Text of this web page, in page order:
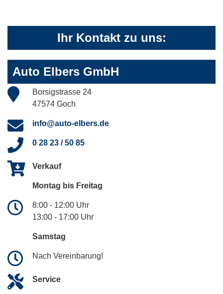
Ihr Kontakt zu uns:
Auto Elbers GmbH
Borsigstrasse 24
47574 Goch
info@auto-elbers.de
0 28 23 / 50 85
Verkauf
Montag bis Freitag
8:00 - 12:00 Uhr
13:00 - 17:00 Uhr
Samstag
Nach Vereinbarung!
Service